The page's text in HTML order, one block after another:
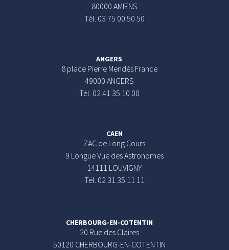
80000 AMIENS
Tél. 03 75 00 50 50
ANGERS
8 place Pierre Mendès France
49000 ANGERS
Tél. 02 41 35 10 00
CAEN
ZAC de Long Cours
9 Longue Vue des Astronomes
14111 LOUVIGNY
Tél. 02 31 35 11 11
CHERBOURG-EN-COTENTIN
20 Rue des Claires
50120 CHERBOURG-EN-COTENTIN